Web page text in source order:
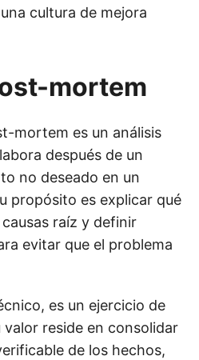
cultura de mejora
mortem
mortem es un análisis
después de un
no deseado en un
propósito es explicar qué
raíz y definir
evitar que el problema
es un ejercicio de
reside en consolidar
de los hechos,